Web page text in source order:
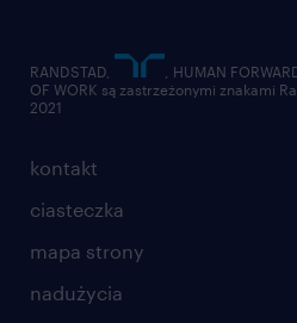
kontakt
ciasteczka
mapa strony
nadużycia
RANDSTAD,
, HUMAN
OF WORK są zastrzeżonymi znakami
2021